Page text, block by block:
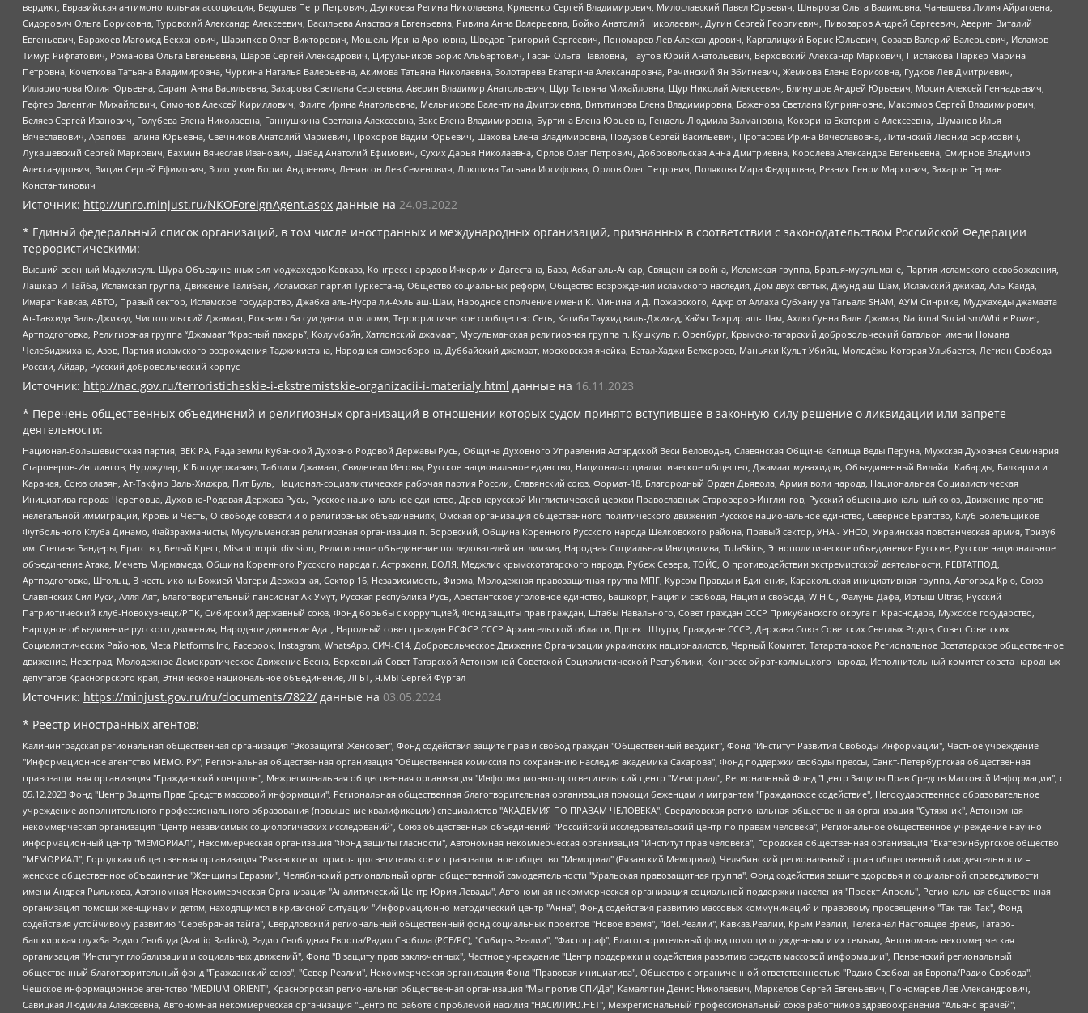
вердикт, Евразийская антимонопольная ассоциация, Бедушев Петр Петрович, Дзугкоева Регина Николаевна, Кривенко Сергей Владимирович, Милославский Павел Юрьевич, Шнырова Ольга Вадимовна, Чанышева Лилия Айратовна,
Сидорович Ольга Борисовна, Туровский Александр Алексеевич, Васильева Анастасия Евгеньевна, Ривина Анна Валерьевна, Бойко Анатолий Николаевич, Дугин Сергей Георгиевич, Пивоваров Андрей Сергеевич, Аверин Виталий
Евгеньевич, Барахоев Магомед Бекханович, Шарипков Олег Викторович, Мошель Ирина Ароновна, Шведов Григорий Сергеевич, Пономарев Лев Александрович, Каргалицкий Борис Юльевич, Созаев Валерий Валерьевич, Исламов
Тимур Рифгатович, Романова Ольга Евгеньевна, Щаров Сергей Алексадрович, Цирульников Борис Альбертович, Гасан Ольга Павловна, Паутов Юрий Анатольевич, Верховский Александр Маркович, Пислакова-Паркер Марина
Петровна, Кочеткова Татьяна Владимировна, Чуркина Наталья Валерьевна, Акимова Татьяна Николаевна, Золотарева Екатерина Александровна, Рачинский Ян Збигневич, Жемкова Елена Борисовна, Гудков Лев Дмитриевич,
Илларионова Юлия Юрьевна, Саранг Анна Васильевна, Захарова Светлана Сергеевна, Аверин Владимир Анатольевич, Щур Татьяна Михайловна, Щур Николай Алексеевич, Блинушов Андрей Юрьевич, Мосин Алексей Геннадьевич,
Гефтер Валентин Михайлович, Симонов Алексей Кириллович, Флиге Ирина Анатольевна, Мельникова Валентина Дмитриевна, Вититинова Елена Владимировна, Баженова Светлана Куприяновна, Максимов Сергей Владимирович,
Беляев Сергей Иванович, Голубева Елена Николаевна, Ганнушкина Светлана Алексеевна, Закс Елена Владимировна, Буртина Елена Юрьевна, Гендель Людмила Залмановна, Кокорина Екатерина Алексеевна, Шуманов Илья
Вячеславович, Арапова Галина Юрьевна, Свечников Анатолий Мариевич, Прохоров Вадим Юрьевич, Шахова Елена Владимировна, Подузов Сергей Васильевич, Протасова Ирина Вячеславовна, Литинский Леонид Борисович,
Лукашевский Сергей Маркович, Бахмин Вячеслав Иванович, Шабад Анатолий Ефимович, Сухих Дарья Николаевна, Орлов Олег Петрович, Добровольская Анна Дмитриевна, Королева Александра Евгеньевна, Смирнов Владимир
Александрович, Вицин Сергей Ефимович, Золотухин Борис Андреевич, Левинсон Лев Семенович, Локшина Татьяна Иосифовна, Орлов Олег Петрович, Полякова Мара Федоровна, Резник Генри Маркович, Захаров Герман
Константинович
Источник: http://unro.minjust.ru/NKOForeignAgent.aspx данные на 24.03.2022
* Единый федеральный список организаций, в том числе иностранных и международных организаций, признанных в соответствии с законодательством Российской Федерации
террористическими:
Высший военный Маджлисуль Шура Объединенных сил моджахедов Кавказа, Конгресс народов Ичкерии и Дагестана, База, Асбат аль-Ансар, Священная война, Исламская группа, Братья-мусульмане, Партия исламского освобождения,
Лашкар-И-Тайба, Исламская группа, Движение Талибан, Исламская партия Туркестана, Общество социальных реформ, Общество возрождения исламского наследия, Дом двух святых, Джунд аш-Шам, Исламский джихад, Аль-Каида,
Имарат Кавказ, АБТО, Правый сектор, Исламское государство, Джабха аль-Нусра ли-Ахль аш-Шам, Народное ополчение имени К. Минина и Д. Пожарского, Аджр от Аллаха Субхану уа Тагьаля SHAM, АУМ Синрике, Муджахеды джамаата
Ат-Тавхида Валь-Джихад, Чистопольский Джамаат, Рохнамо ба суи давлати исломи, Террористическое сообщество Сеть, Катиба Таухид валь-Джихад, Хайят Тахрир аш-Шам, Ахлю Сунна Валь Джамаа, National Socialism/White Power,
Артподготовка, Религиозная группа “Джамаат “Красный пахарь”, Колумбайн, Хатлонский джамаат, Мусульманская религиозная группа п. Кушкуль г. Оренбург, Крымско-татарский добровольческий батальон имени Номана
Челебиджихана, Азов, Партия исламского возрождения Таджикистана, Народная самооборона, Дуббайский джамаат, московская ячейка, Батал-Хаджи Белхороев, Маньяки Культ Убийц, Молодёжь Которая Улыбается, Легион Свобода
России, Айдар, Русский добровольческий корпус
Источник: http://nac.gov.ru/terroristicheskie-i-ekstremistskie-organizacii-i-materialy.html данные на 16.11.2023
* Перечень общественных объединений и религиозных организаций в отношении которых судом принято вступившее в законную силу решение о ликвидации или запрете
деятельности:
Национал-большевистская партия, ВЕК РА, Рада земли Кубанской Духовно Родовой Державы Русь, Община Духовного Управления Асгардской Веси Беловодья, Славянская Община Капища Веды Перуна, Мужская Духовная Семинария
Староверов-Инглингов, Нурджулар, К Богодержавию, Таблиги Джамаат, Свидетели Иеговы, Русское национальное единство, Национал-социалистическое общество, Джамаат мувахидов, Объединенный Вилайат Кабарды, Балкарии и
Карачая, Союз славян, Ат-Такфир Валь-Хиджра, Пит Буль, Национал-социалистическая рабочая партия России, Славянский союз, Формат-18, Благородный Орден Дьявола, Армия воли народа, Национальная Социалистическая
Инициатива города Череповца, Духовно-Родовая Держава Русь, Русское национальное единство, Древнерусской Инглистической церкви Православных Староверов-Инглингов, Русский общенациональный союз, Движение против
нелегальной иммиграции, Кровь и Честь, О свободе совести и о религиозных объединениях, Омская организация общественного политического движения Русское национальное единство, Северное Братство, Клуб Болельщиков
Футбольного Клуба Динамо, Файзрахманисты, Мусульманская религиозная организация п. Боровский, Община Коренного Русского народа Щелковского района, Правый сектор, УНА - УНСО, Украинская повстанческая армия, Тризуб
им. Степана Бандеры, Братство, Белый Крест, Misanthropic division, Религиозное объединение последователей инглиизма, Народная Социальная Инициатива, TulaSkins, Этнополитическое объединение Русские, Русское национальное
объединение Атака, Мечеть Мирмамеда, Община Коренного Русского народа г. Астрахани, ВОЛЯ, Меджлис крымскотатарского народа, Рубеж Севера, ТОЙС, О противодействии экстремистской деятельности, РЕВТАТПОД,
Артподготовка, Штольц, В честь иконы Божией Матери Державная, Сектор 16, Независимость, Фирма, Молодежная правозащитная группа МПГ, Курсом Правды и Единения, Каракольская инициативная группа, Автоград Крю, Союз
Славянских Сил Руси, Алля-Аят, Благотворительный пансионат Ак Умут, Русская республика Русь, Арестантское уголовное единство, Башкорт, Нация и свобода, Нация и свобода, W.H.С., Фалунь Дафа, Иртыш Ultras, Русский
Патриотический клуб-Новокузнецк/РПК, Сибирский державный союз, Фонд борьбы с коррупцией, Фонд защиты прав граждан, Штабы Навального, Совет граждан СССР Прикубанского округа г. Краснодара, Мужское государство,
Народное объединение русского движения, Народное движение Адат, Народный совет граждан РСФСР СССР Архангельской области, Проект Штурм, Граждане СССР, Держава Союз Советских Светлых Родов, Совет Советских
Социалистических Районов, Meta Platforms Inc, Facebook, Instagram, WhatsApp, СИЧ-С14, Добровольческое Движение Организации украинских националистов, Черный Комитет, Татарстанское Региональное Всетатарское общественное
движение, Невоград, Молодежное Демократическое Движение Весна, Верховный Совет Татарской Автономной Советской Социалистической Республики, Конгресс ойрат-калмыцкого народа, Исполнительный комитет совета народных
депутатов Красноярского края, Этническое национальное объединение, ЛГБТ, Я.МЫ Сергей Фургал
Источник: https://minjust.gov.ru/ru/documents/7822/ данные на 03.05.2024
* Реестр иностранных агентов:
Калининградская региональная общественная организация "Экозащита!-Женсовет", Фонд содействия защите прав и свобод граждан "Общественный вердикт", Фонд "Институт Развития Свободы Информации", Частное учреждение "Информационное агентство МЕМО. РУ", Региональная общественная организация "Общественная комиссия по сохранению наследия академика Сахарова", Фонд поддержки свободы прессы, Санкт-Петербургская общественная правозащитная организация "Гражданский контроль", Межрегиональная общественная организация "Информационно-просветительский центр "Мемориал", Региональный Фонд "Центр Защиты Прав Средств Массовой Информации", с 05.12.2023 Фонд "Центр Защиты Прав Средств массовой информации", Региональная общественная благотворительная организация помощи беженцам и мигрантам "Гражданское содействие", Негосударственное образовательное учреждение дополнительного профессионального образования (повышение квалификации) специалистов "АКАДЕМИЯ ПО ПРАВАМ ЧЕЛОВЕКА", Свердловская региональная общественная организация "Сутяжник", Автономная некоммерческая организация "Центр независимых социологических исследований", Союз общественных объединений "Российский исследовательский центр по правам человека", Региональное общественное учреждение научно-информационный центр "МЕМОРИАЛ", Некоммерческая организация "Фонд защиты гласности", Автономная некоммерческая организация "Институт прав человека", Городская общественная организация "Екатеринбургское общество "МЕМОРИАЛ", Городская общественная организация "Рязанское историко-просветительское и правозащитное общество "Мемориал" (Рязанский Мемориал), Челябинский региональный орган общественной самодеятельности – женское общественное объединение "Женщины Евразии", Челябинский региональный орган общественной самодеятельности "Уральская правозащитная группа", Фонд содействия защите здоровья и социальной справедливости имени Андрея Рылькова, Автономная Некоммерческая Организация "Аналитический Центр Юрия Левады", Автономная некоммерческая организация социальной поддержки населения "Проект Апрель", Региональная общественная организация помощи женщинам и детям, находящимся в кризисной ситуации "Информационно-методический центр "Анна", Фонд содействия развитию массовых коммуникаций и правовому просвещению "Так-так-Так", Фонд содействия устойчивому развитию "Серебряная тайга", Свердловский региональный общественный фонд социальных проектов "Новое время", "Idel.Реалии", Кавказ.Реалии, Крым.Реалии, Телеканал Настоящее Время, Татаро-башкирская служба Радио Свобода (Azatliq Radiosi), Радио Свободная Европа/Радио Свобода (PCE/PC), "Сибирь.Реалии", "Фактограф", Благотворительный фонд помощи осужденным и их семьям, Автономная некоммерческая организация "Институт глобализации и социальных движений", Фонд "В защиту прав заключенных", Частное учреждение "Центр поддержки и содействия развитию средств массовой информации", Пензенский региональный общественный благотворительный фонд "Гражданский союз", "Север.Реалии", Некоммерческая организация Фонд "Правовая инициатива", Общество с ограниченной ответственностью "Радио Свободная Европа/Радио Свобода", Чешское информационное агентство "MEDIUM-ORIENT", Красноярская региональная общественная организация "Мы против СПИДа", Камалягин Денис Николаевич, Маркелов Сергей Евгеньевич, Пономарев Лев Александрович, Савицкая Людмила Алексеевна, Автономная некоммерческая организация "Центр по работе с проблемой насилия "НАСИЛИЮ.НЕТ", Межрегиональный профессиональный союз работников здравоохранения "Альянс врачей", Юридическое лицо, зарегистрированное в Латвийской Республике, SIA "Medusa Project" (регистрационный номер 40103797863, дата регистрации 10.06.2014), Некоммерческая организация "Фонд по борьбе с коррупцией", Автономная некоммерческая организация "Институт права и публичной политики", Баданин Роман Сергеевич, Гликин Максим Александрович, Железнова Мария Михайловна, Лукьянова Юлия Сергеевна, Маетная Елизавета Витальевна, Маняхин Петр Борисович, Чуракова Ольга Владимировна, Ярош Юлия Петровна, Юридическое лицо "The Insider SIA", зарегистрированное в Риге, Латвийская Республика (дата регистрации 26.06.2015), являющееся администратором доменного имени интернет-издания "The Insider SIA", https://theins.ru, Постернак Алексей Евгеньевич, Рубин Михаил Аркадьевич, Анин Роман Александрович, Юридическое лицо Istories fonds, зарегистрированное в Латвийской Республике (регистрационный номер 50008295751, дата регистрации 24.02.2020), Великовский Дмитрий Александрович, Долинина Ирина Николаевна, Мароховская Алеся Алексеевна, Шлейнов Роман Юрьевич, Шмагун Олеся Валентиновна, Общество с ограниченной ответственностью "Альтаир 2021", Общество с ограниченной ответственностью "Вега 2021", Общество с ограниченной ответственностью "Главный редактор 2021", Общество с ограниченной ответственностью "Ромашки монолит", Важенков Артем Валерьевич, Ивановская областная общественная организация "Центр гендерных исследований", Гурман Юрий Альбертович, Медиапроект "ОВД-Инфо", Егоров Владимир Владимирович, Жилинский Владимир Александрович, Общество с ограниченной ответственностью "ЗП", Иванова София Юрьевна, Карезина Инна Павловна, Кильтау Екатерина Викторовна, Петров Алексей Викторович, Пискунов Сергей Евгеньевич, Смирнов Сергей Сергеевич, Тихонов Михаил Сергеевич, Общество с ограниченной ответственностью "ЖУРНАЛИСТ-ИНОСТРАННЫЙ АГЕНТ", Арапова Галина Юрьевна, Вольтская Татьяна Анатольевна, Американская компания "Mason G.E.S. Anonymous Foundation" (США), являющаяся владельцем интернет-издания https://mnews.world/, Компания "Stichting Bellingcat", зарегистрированная в Нидерландах (дата регистрации 11.07.2018), Захаров Андрей Вячеславович, Клепиковская Екатерина Дмитриевна, Общество с ограниченной ответственностью "МЕМО", Перл Роман Александрович, Симонов Евгений Алексеевич, Соловьева Елена Анатольевна, Сотников Даниил Владимирович, Сурначева Елизавета Дмитриевна, Автономная некоммерческая организация по защите прав человека и информированию населения "Якутия – Наше Мнение", Общество с ограниченной ответственностью "Москоу диджитал медиа", с 26.01.2023 Общество с ограниченной ответственностью "Чайка Белые сады", Ветошкина Валерия Валерьевна, Заговора Максим Александрович, Межрегиональное общественное движение "Российская ЛГБТ - сеть", Оленичев Максим Владимирович, Павлов Иван Юрьевич, Скворцова Елена Сергеевна, Общество с ограниченной ответственностью "Как бы инагент", Кочетков Игорь Викторович, Общество с ограниченной ответственностью "Честные выборы", Еланчик Олег Александрович, Общество с ограниченной ответственностью "Нобелевский призыв", Гималова Регина Эмилевна, Григорьев Андрей Валерьевич, Григорьева Алина Александровна, Ассоциация по содействию защите прав призывников, альтернативнослужащих и военнослужащих "Правозащитная группа "Гражданин.Армия.Право", Хисамова Регина Фаритовна, Автономная некоммерческая организация по реализации социально-правовых программ "Лилит", Дальневосточное общественное движение "Маяк", Санкт-Петербургская ЛГБТ-инициативная группа "Выход", Инициативная группа ЛГБТ+ "Реверс", Алексеев Андрей Викторович, Бекбулатова Таисия Львовна, Беляев Иван Михайлович, Владыкина Елена Сергеевна, Гельман Марат Александрович, Никульшина Вероника Юрьевна, Толоконникова Надежда Андреевна, Шендерович Виктор Анатольевич, Общество с ограниченной ответственностью "Данное сообщение", Общество с ограниченной ответственностью Издательский дом "Новая глава", Айнбиндер Александра Александровна, Московский комьюнити-центр для ЛГБТ+инициатив, Благотворительный фонд развития филантропии, Deutsche Welle (Германия, Kurt-Schumacher-Strasse 3, 53113 Bonn), Борзунова Мария Михайловна, Воробьев Виктор Викторович, Голубева Анна Львовна, Константинова Алла Михайловна, Малкова Ирина Владимировна, Мурадов Мурад Абдулгалимович, Осетинская Елизавета Николаевна, Понасенков Евгений Николаевич, Ганапольский Матвей Юрьевич, Киселев Евгений Алексеевич, Борухович Ирина Григорьевна, Дремин Иван Тимофеевич, Дубровский Дмитрий Викторович, Красноярская региональная общественная организация поддержки и развития альтернативных образовательных технологий и межкультурных коммуникаций "ИНТЕРРА", Маяковская Екатерина Алексеевна, Фейгин Марк Захарович, Филимонов Андрей Викторович, Дзугкоева Регина Николаевна, Доброхотов Роман Александрович, Дудь Юрий Александрович, Елкин Сергей Владимирович, Кругликов Кирилл Игоревич, Сабунаева Мария Леонидовна, Семенов Алексей Владимирович, Шаинян Карен Багратович, Шульман Екатерина Михайловна, Асафьев Артур Валерьевич, Вахштайн Виктор Семенович, Венедиктов Алексей Алексеевич, Лушникова Екатерина Евгеньевна, Волков Леонид Михайлович, Невзоров Александр Глебович, Пархоменко Сергей Борисович, Сироткин Ярослав Николаевич, Кара-Мурза Владимир Владимирович, Баранова Наталья Владимировна, Гозман Леонид Яковлевич, Кагарлицкий Борис Юльевич, Климарев Михаил Валерьевич, Милов Владимир Станиславович, Автономная некоммерческая организация Краснодарский центр современного искусства "Типография", Моргенштерн Алишер Тагирович, Соболь Любовь Эдуардовна, Общество с ограниченной ответственностью "ЛИЗА НОРМ", Каспаров Гарри Кимович, Ходорковский Михаил Борисович, Общество с ограниченной ответственностью "Апрельские тезисы", Данилович Ирина Брониславовна, Кашин Олег Владимирович, Петров Николай Владимирович, Пивоваров Алексей Владимирович, Соколов Михаил Владимирович, Цветкова Юлия Владимировна, Чичваркин Евгений Александрович, Комитет против пыток/Команда против пыток, Общество с ограниченной ответственностью "Первый научный", Общество с ограниченной ответственностью "Вертолет и ко", Белоцерковская Вероника Борисовна, Кац Максим Евгеньевич, Лазарева Татьяна Юрьевна, Шаведдинов Руслан Табризович, Яшин Илья Валерьевич, Общество с ограниченной ответственностью "Иноагент ААВ", Алешковский Дмитрий Петрович, Альбац Евгения Марковна, Быков Дмитрий Львович, Галямина Юлия Евгеньевна, Лойко Сергей Леонидович, Мартынов Кирилл Константинович, Медведев Сергей Александрович, Крашенинников Федор Геннадиевич, Гордеева Катерина Вл